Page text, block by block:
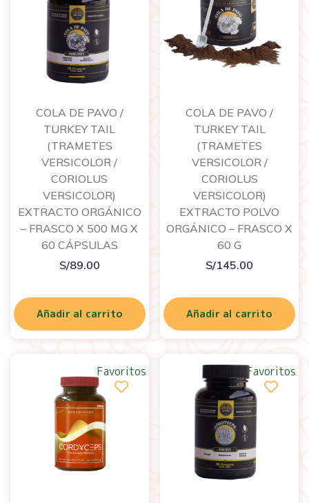
COLA DE PAVO /
TURKEY TAIL
(TRAMETES
VERSICOLOR /
CORIOLUS
VERSICOLOR)
EXTRACTO ORGÁNICO
– FRASCO X 500 MG X
60 CÁPSULAS
S/89.00
Añadir al carrito
COLA DE PAVO /
TURKEY TAIL
(TRAMETES
VERSICOLOR /
CORIOLUS
VERSICOLOR)
EXTRACTO POLVO
ORGÁNICO – FRASCO X
60 G
S/145.00
Añadir al carrito
Favoritos Favoritos